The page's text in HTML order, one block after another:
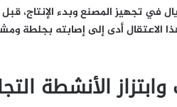
نحو 200 مليون ريال في تجهيز المصنع
هذا الاعتقال أدى إلى إصابته بجلطة
الأنشطة